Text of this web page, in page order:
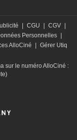
| CGU | CGV |
Personnelles |
AlloCiné | Gérer Utiq
sur le numéro AlloCiné :